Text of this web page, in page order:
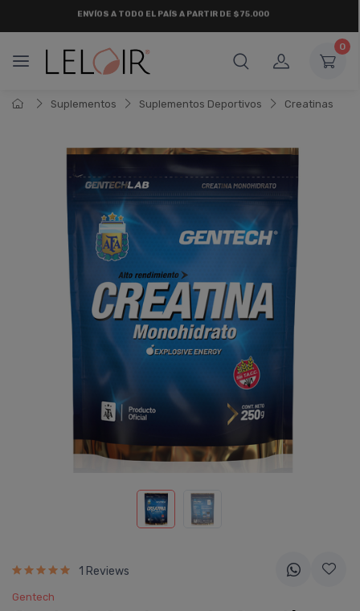
0
Suplementos Suplementos Deportivos Creatinas
1 Reviews
Gentech